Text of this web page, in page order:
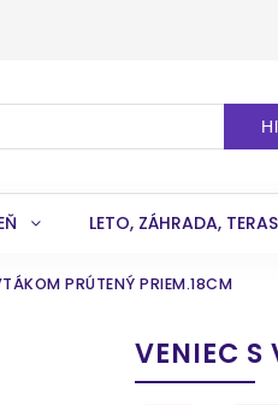
LETO, ZÁHRADA,
PRÚTENÝ PRIEM.18CM
VENIEC S